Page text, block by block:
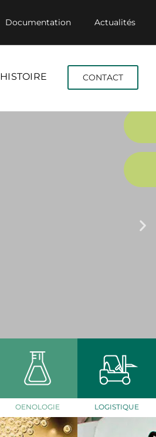
Documentation Actualités
HISTOIRE CONTACT
OENOLOGIE LOGISTIQUE